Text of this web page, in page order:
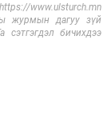
www.ulsturch.mn
журмын дагуу зүй
сэтгэгдэл бичихдээ